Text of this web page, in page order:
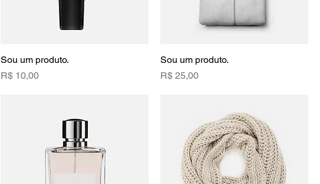
Sou um produto.
Preço
R$ 10,00
Sou um produto.
Preço
R$ 25,00